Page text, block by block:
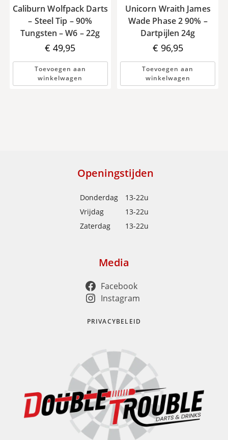
Caliburn Wolfpack Darts
– Steel Tip – 90%
Tungsten – W6 – 22g
€ 49,95
Toevoegen aan
winkelwagen
Unicorn Wraith James
Wade Phase 2 90% –
Dartpijlen 24g
€ 96,95
Toevoegen aan
winkelwagen
Openingstijden
Donderdag
13-22u
Vrijdag
13-22u
Zaterdag
13-22u
Media
Facebook
Instagram
PRIVACYBELEID